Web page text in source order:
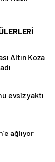
Altın Koza
evsiz yaktı
ağlıyor